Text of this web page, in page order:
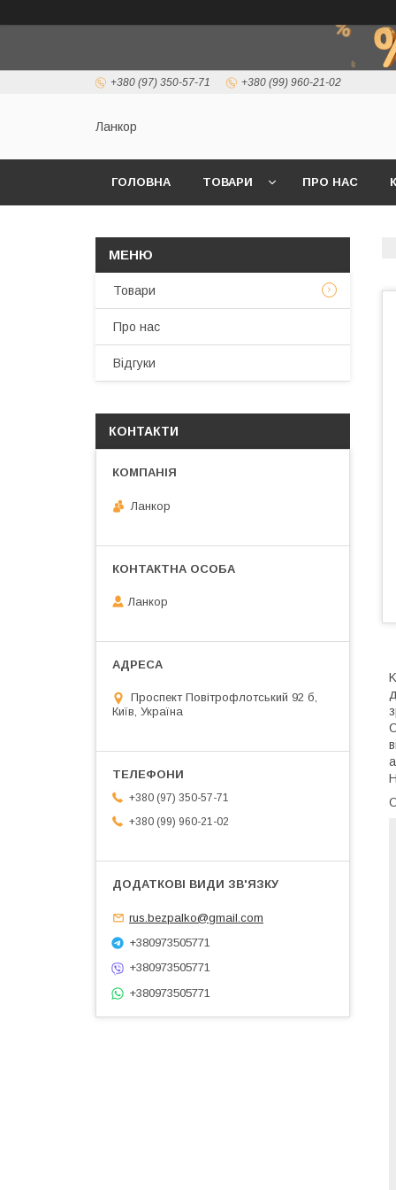
+380 (97) 350-57-71 +380 (99) 960-21-02
Ланкор
ГОЛОВНА ТОВАРИ ПРО НАС
Товари
Про нас
Відгуки
КОНТАКТИ
Ланкор
Ланкор
Проспект Повітрофлотський 92 б,
Київ, Україна
+380 (97) 350-57-71
+380 (99) 960-21-02
rus.bezpalko@gmail.com
+380973505771
+380973505771
+380973505771